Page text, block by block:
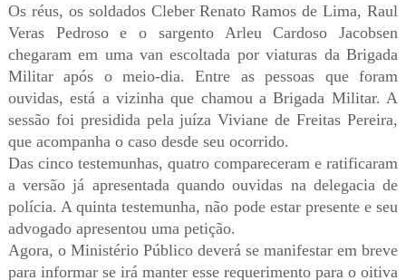
Os réus, os soldados Cleber Renato Ramos de Lima, Raul
Veras Pedroso e o sargento Arleu Cardoso Jacobsen
chegaram em uma van escoltada por viaturas da Brigada
Militar após o meio-dia. Entre as pessoas que foram
ouvidas, está a vizinha que chamou a Brigada Militar. A
sessão foi presidida pela juíza Viviane de Freitas Pereira,
que acompanha o caso desde seu ocorrido.
Das cinco testemunhas, quatro compareceram e ratificaram
a versão já apresentada quando ouvidas na delegacia de
polícia. A quinta testemunha, não pode estar presente e seu
advogado apresentou uma petição.
Agora, o Ministério Público deverá se manifestar em breve
para informar se irá manter esse requerimento para o oitiva